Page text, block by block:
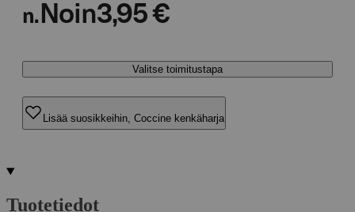
n. Noin3,95 €
Valitse toimitustapa
Lisää suosikkeihin, Coccine kenkäharja
Tuotetiedot